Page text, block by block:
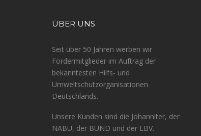
ÜBER UNS
Seit über 50 Jahren werben wir
Fördermitglieder im Auftrag der
bekanntesten Hilfs- und
Umweltschutzorganisationen
Deutschlands.
Unsere Kunden sind die Johanniter, der
NABU, der BUND und der LBV.